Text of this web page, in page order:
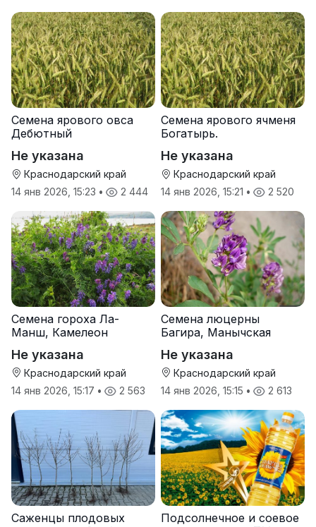
Семена ярового овса
Дебютный
Не указана
Краснодарский край
14 янв 2026, 15:23 • 2 444
Семена ярового ячменя
Богатырь.
Не указана
Краснодарский край
14 янв 2026, 15:21 • 2 520
Семена гороха Ла-
Манш, Камелеон
Не указана
Краснодарский край
14 янв 2026, 15:17 • 2 563
Семена люцерны
Багира, Манычская
Не указана
Краснодарский край
14 янв 2026, 15:15 • 2 613
Саженцы плодовых
Подсолнечное и соевое